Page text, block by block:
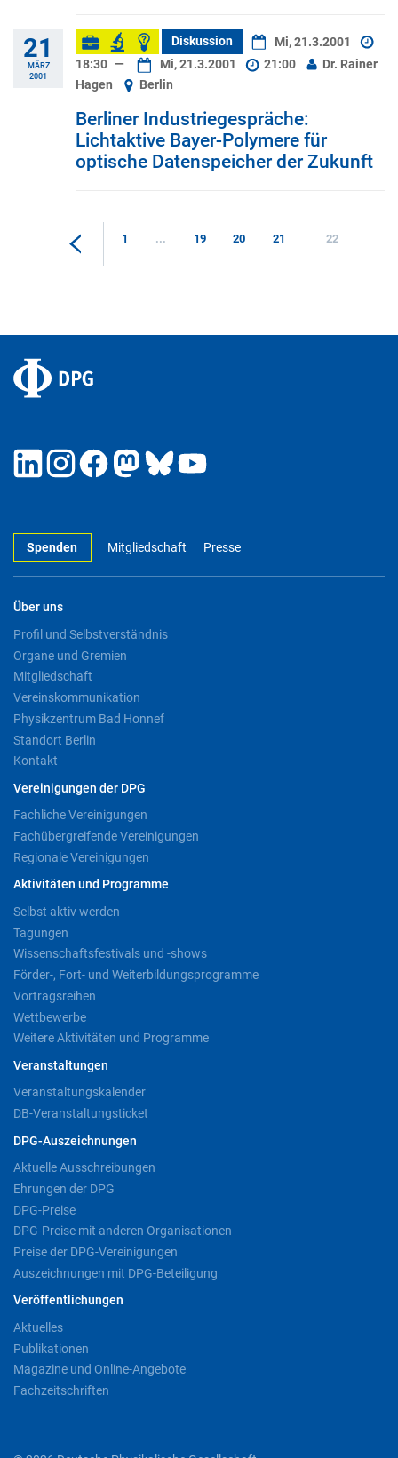
21
MÄRZ
2001
Diskussion
Mi, 21.3.2001
18:30 — Mi, 21.3.2001 21:00
Dr. Rainer
Hagen
Berlin
Berliner Industriegespräche:
Lichtaktive Bayer-Polymere für
optische Datenspeicher der Zukunft
1 ... 19 20 21 22
Spenden Mitgliedschaft Presse
Über uns
Profil und Selbstverständnis
Organe und Gremien
Mitgliedschaft
Vereinskommunikation
Physikzentrum Bad Honnef
Standort Berlin
Kontakt
Vereinigungen der DPG
Fachliche Vereinigungen
Fachübergreifende Vereinigungen
Regionale Vereinigungen
Aktivitäten und Programme
Selbst aktiv werden
Tagungen
Wissenschaftsfestivals und -shows
Förder-, Fort- und Weiterbildungsprogramme
Vortragsreihen
Wettbewerbe
Weitere Aktivitäten und Programme
Veranstaltungen
Veranstaltungskalender
DB-Veranstaltungsticket
DPG-Auszeichnungen
Aktuelle Ausschreibungen
Ehrungen der DPG
DPG-Preise
DPG-Preise mit anderen Organisationen
Preise der DPG-Vereinigungen
Auszeichnungen mit DPG-Beteiligung
Veröffentlichungen
Aktuelles
Publikationen
Magazine und Online-Angebote
Fachzeitschriften